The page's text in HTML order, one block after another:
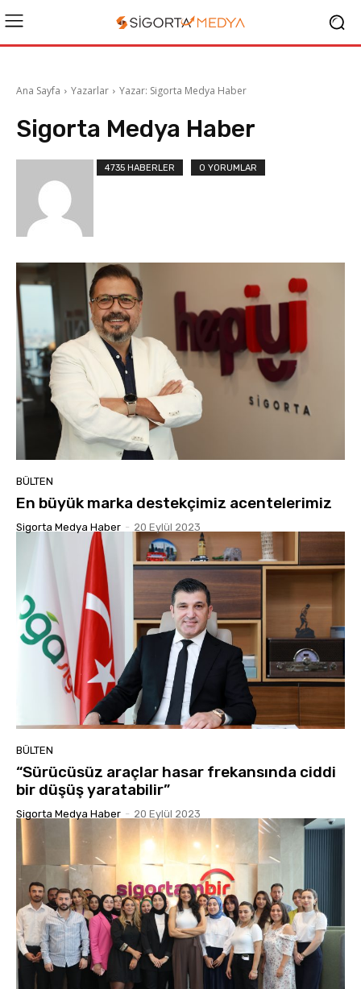
Ana Sayfa Yazarlar Yazar: Sigorta Medya Haber
Sigorta Medya Haber
4735 HABERLER 0 YORUMLAR
BÜLTEN
En büyük marka destekçimiz acentelerimiz
Sigorta Medya Haber - 20 Eylül 2023
BÜLTEN
“Sürücüsüz araçlar hasar frekansında ciddi
bir düşüş yaratabilir”
Sigorta Medya Haber - 20 Eylül 2023